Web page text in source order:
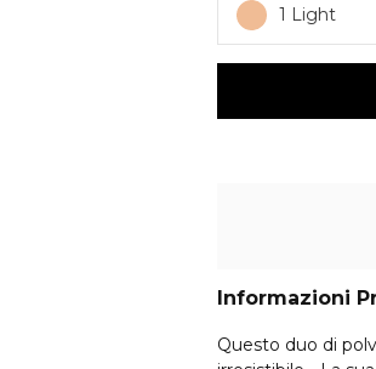
1 Light
Informazioni
Questo duo di